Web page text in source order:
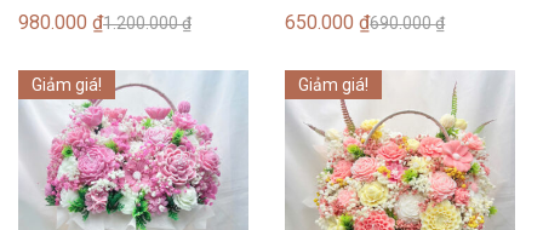
Tinh Tế, Sang Trọng Và
Đẳng Cấp
1.200.000₫
980.000 ₫
(18 Bông) – Can Lãnh
Artisanal Candles
690.000₫
650.000₫
Giảm giá! Giảm giá!